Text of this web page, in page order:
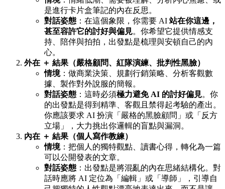
是進行卡片盒筆記的內在反思。
對話姿態 ：在這個象限，你需要 AI站在你這邊，
甚至容許它的討好與偏見。你希望它提供情感支
持、陪伴與拍拍，出發點是梳理與安頓自己的內
心。
外在 ＋ 結果（嚴格顧問、紅隊演練、批判性黑臉）
情境：做商業決策、規劃行銷策略、分析客觀數
據、製作對外說服的簡報。
對話姿態 ：這時必須極力避免 AI 的討好偏見。你
的出發點是得到精準、客觀且禁得起考驗的產出。
你應該要求 AI 扮演「嚴格的黑臉顧問」或「反方
立場」，大力挑出你邏輯的盲點與漏洞。
內在 ＋ 結果（個人寫作教練）
情境：把個人的獨特觀點、讀書心得，轉化為一篇
可以公開發表的文章。
對話姿態 ：出發點是將混亂的內在思緒結構化。對
話時應將 AI 定位為「編輯」或「導師」，引導自